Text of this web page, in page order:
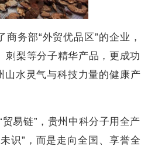
务部“外贸优品区”的企业，
刺梨等分子精华产品，更成功
山水灵气与科技力量的健康产
易链”，贵州中科分子用全产
识”，而是走向全国、享誉全